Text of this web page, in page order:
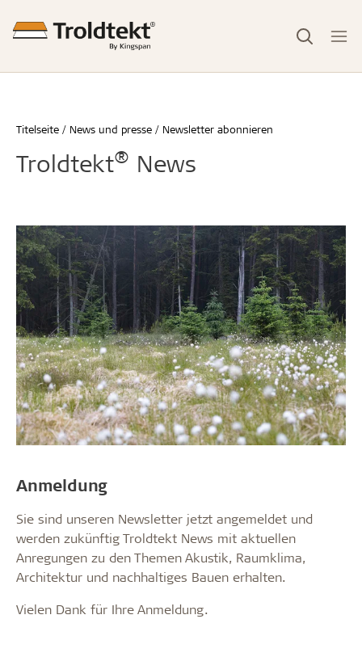
Titelseite News und presse Newsletter abonnieren
Troldtekt® News
Anmeldung
Sie sind unseren Newsletter jetzt angemeldet und
werden zukünftig Troldtekt News mit aktuellen
Anregungen zu den Themen Akustik, Raumklima,
Architektur und nachhaltiges Bauen erhalten.
Vielen Dank für Ihre Anmeldung.